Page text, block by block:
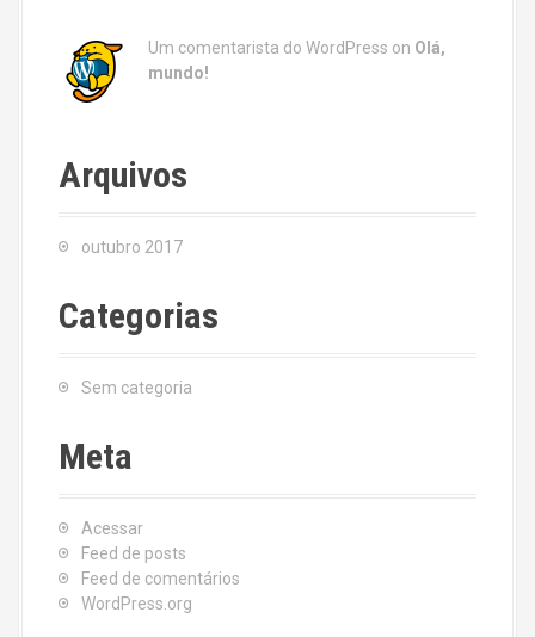
Um comentarista do WordPress on Olá,
mundo!
Arquivos
outubro 2017
Categorias
Sem categoria
Meta
Acessar
Feed de posts
Feed de comentários
WordPress.org